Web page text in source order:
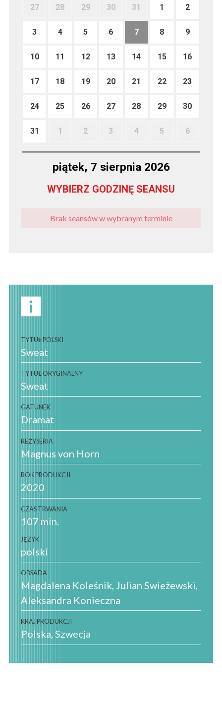
27 28 29 30 31 1 2
3 4 5 6 7 8 9
10 11 12 13 14 15 16
17 18 19 20 21 22 23
24 25 26 27 28 29 30
31 1 2 3 4 5 6
piątek, 7 sierpnia 2026
WYBIERZ GODZINĘ SEANSU
Brak seansów w wybranym terminie
TYTUŁ POLSKI
Sweat
TYTUŁ ORYGINALNY
Sweat
GATUNEK
Dramat
REŻYSERIA
Magnus von Horn
ROK PRODUKCJI
2020
CZAS TRWANIA
107 min.
JĘZYK
polski
OBSADA
Magdalena Koleśnik Julian Swieżewski
Aleksandra Konieczna
KRAJ PRODUKCJI
Polska Szwecja